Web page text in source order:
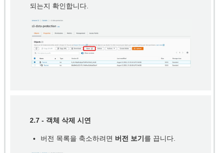
되는지 확인합니다.
2.7 - 객체 삭제 시연
버전 목록을 축소하려면 버전 보기 를 끕니다.